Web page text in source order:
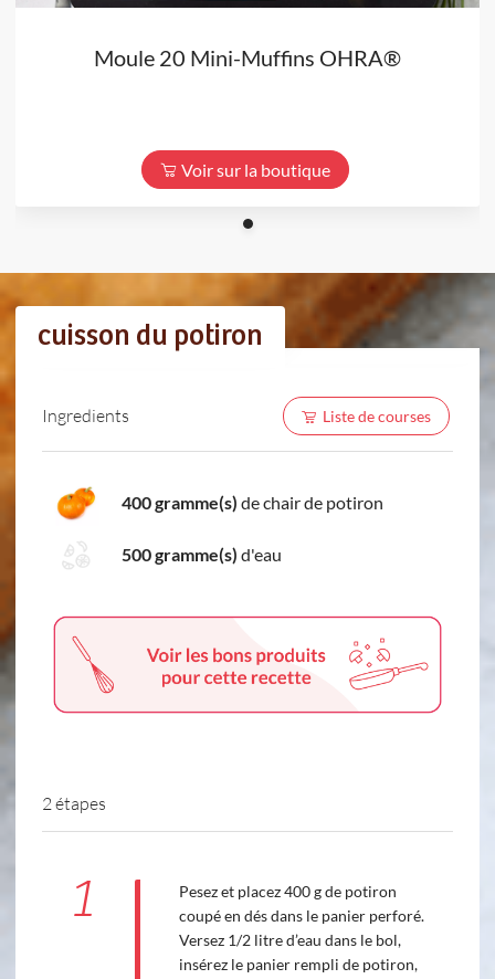
Moule 20 Mini-Muffins OHRA®
Voir sur la boutique
cuisson du potiron
Ingredients Liste de courses
400 gramme(s) de chair de potiron
500 gramme(s) d'eau
2 étapes
1
Pesez et placez 400 g de potiron
coupé en dés dans le panier perforé.
Versez 1/2 litre d’eau dans le bol,
insérez le panier rempli de potiron,